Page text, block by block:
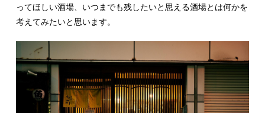
ってほしい酒場、いつまでも残したいと思える酒場とは何かを
考えてみたいと思います。